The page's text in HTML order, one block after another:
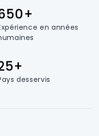
en années
desservis